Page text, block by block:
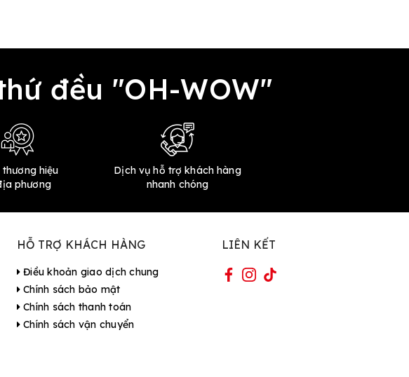
đều "OH-WOW"
thương hiệu
phương
Dịch vụ hỗ trợ khách hàng
nhanh chóng
HỖ TRỢ KHÁCH HÀNG
Điều khoản giao dịch chung
Chính sách bảo mật
Chính sách thanh toán
Chính sách vận chuyển
LIÊN KẾT